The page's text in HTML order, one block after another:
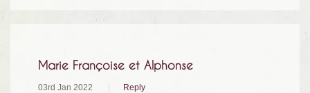
Marie Françoise et Alphonse
03rd Jan 2022 Reply